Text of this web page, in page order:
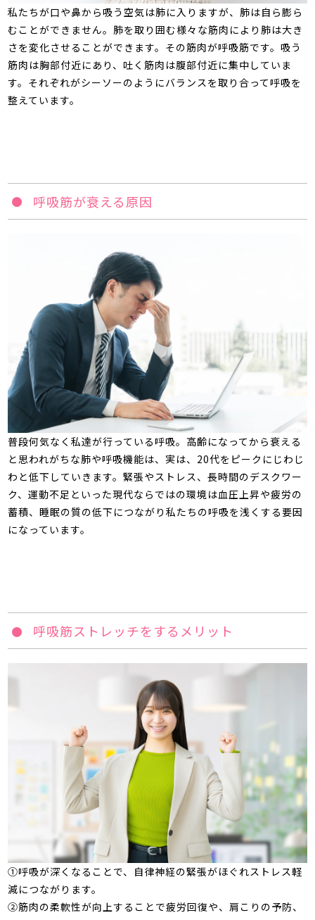
私たちが口や鼻から吸う空気は肺に入りますが、肺は自ら膨ら
むことができません。肺を取り囲む様々な筋肉により肺は大き
さを変化させることができます。その筋肉が呼吸筋です。吸う
筋肉は胸部付近にあり、吐く筋肉は腹部付近に集中していま
す。それぞれがシーソーのようにバランスを取り合って呼吸を
整えています。
呼吸筋が衰える原因
普段何気なく私達が行っている呼吸。高齢になってから衰える
と思われがちな肺や呼吸機能は、実は、 20代をピークにじわじ
わと低下していきます。緊張やストレス、長時間のデスクワー
ク、運動不足といった現代ならではの環境は血圧上昇や疲労の
蓄積、睡眠の質の低下につながり私たちの呼吸を浅くする要因
になっています。
呼吸筋ストレッチをするメリット
①呼吸が深くなることで、自律神経の緊張がほぐれストレス軽
減につながります。
②筋肉の柔軟性が向上することで疲労回復や、肩こりの予防、